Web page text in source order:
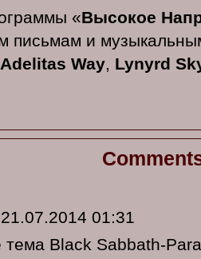
«Высокое
письмам и
Adelitas Way, Lynyrd
21.07.2014 01:31
Black Sabbath-